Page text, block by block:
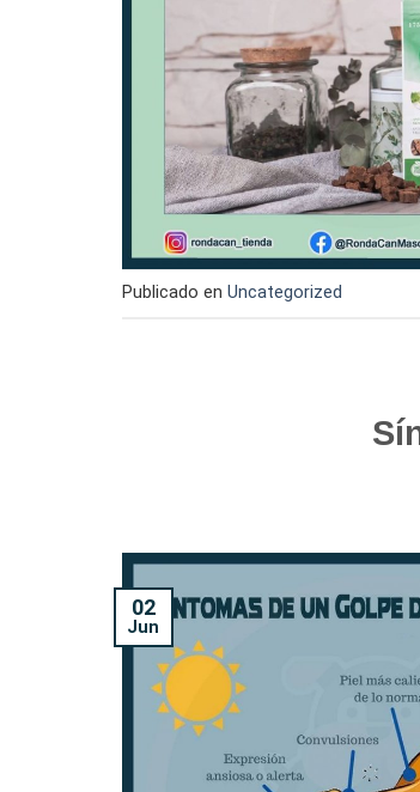
Publicado en Uncategorized
02
Jun